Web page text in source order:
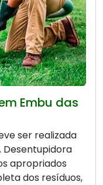
Embu das
ser realizada
Desentupidora
apropriados
dos resíduos,